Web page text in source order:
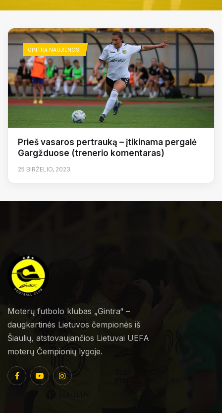
GINTRA NAUJIENOS
Prieš vasaros pertrauką – įtikinama pergalė
Gargžduose (trenerio komentaras)
25 BIRŽELIO, 2023
Moterų futbolo klubas „Gintra“ –
daugkartinės Lietuvos čempionės iš
Šiaulių, atstovaujančios Lietuvai UEFA
moterų Čempionių lygoje.